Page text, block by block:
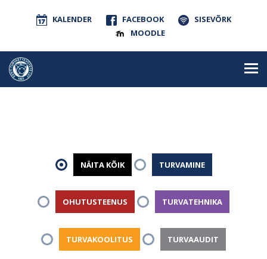
KALENDER FACEBOOK
SISEVÕRK
MOODLE
NÄITA KÕIK TURVAMINE
OHUTUSTEENUS TURVATEHNIKA
TURVAKOOLITUS TURVAAUDIT